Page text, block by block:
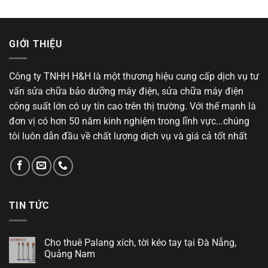
5 sao
4.005
GIỚI THIỆU
Công ty TNHH H&H là một thương hiệu cung cấp dịch vụ tư
vấn sửa chữa bảo dưỡng máy điện, sửa chữa máy điện
công suất lớn có uy tín cao trên thị trường. Với thế mạnh là
đơn vị có hơn 50 năm kinh nghiệm trong lĩnh vực...chúng
tôi luôn dẫn đầu về chất lượng dịch vụ và giá cả tốt nhất
TIN TỨC
Cho thuê Palang xích, tời kéo tay tại Đà Nẵng,
Quảng Nam